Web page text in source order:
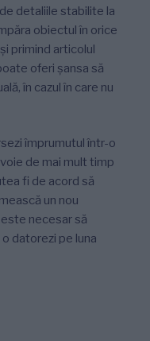
detaliile stabilite la
obiectul în orice
primind articolul
oferi șansa să
în cazul în care nu
împrumutul într-o
de mai mult timp
fi de acord să
un nou
necesar să
datorezi pe luna